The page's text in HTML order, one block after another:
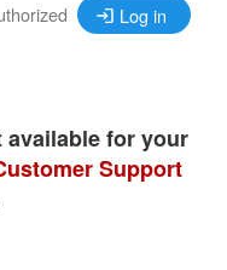
Log in
for your
Support